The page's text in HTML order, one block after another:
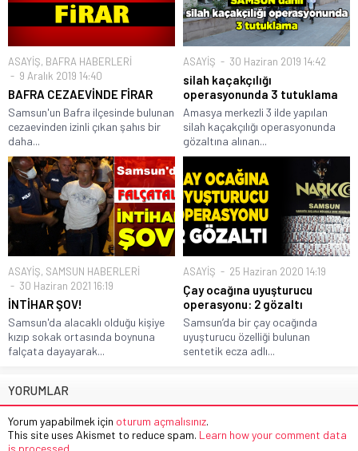
ASAYİŞ, BAFRA HABERLERİ
9 Aralık 2019 14:40
BAFRA CEZAEVİNDE FİRAR
Samsun'un Bafra ilçesinde bulunan
cezaevinden izinli çıkan şahıs bir
daha...
ASAYİŞ 30 Haziran 2019 14:42
silah kaçakçılığı
operasyonunda 3 tutuklama
Amasya merkezli 3 ilde yapılan
silah kaçakçılığı operasyonunda
gözaltına alınan...
ASAYİŞ, SAMSUN HABERLERİ
30 Haziran 2021 16:19
İNTİHAR ŞOV!
Samsun'da alacaklı olduğu kişiye
kızıp sokak ortasında boynuna
falçata dayayarak...
ASAYİŞ 25 Haziran 2020 14:19
Çay ocağına uyuşturucu
operasyonu: 2 gözaltı
Samsun’da bir çay ocağında
uyuşturucu özelliği bulunan
sentetik ecza adlı...
YORUMLAR
Yorum yapabilmek için oturum açmalısınız.
This site uses Akismet to reduce spam. Learn how your comment data
is processed.